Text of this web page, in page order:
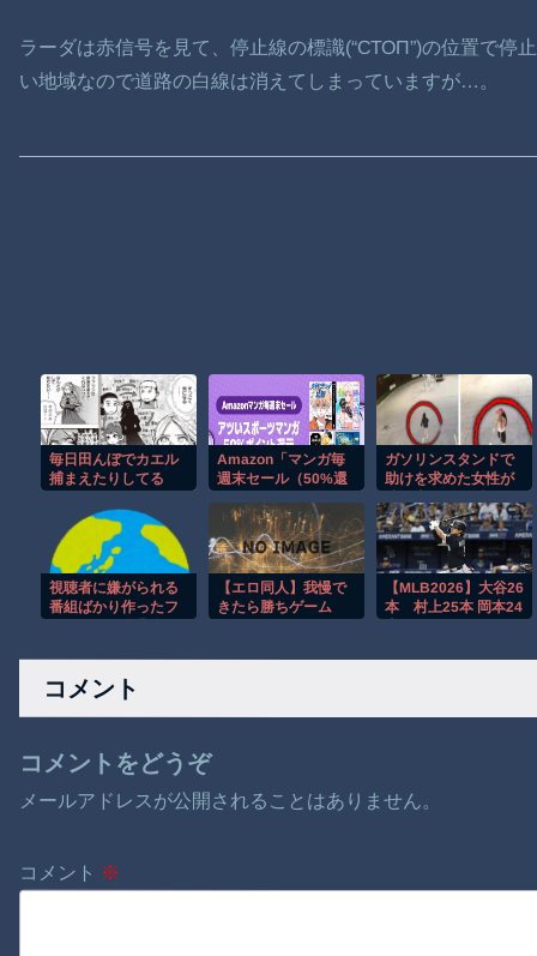
ラーダは赤信号を見て、停止線の標識(“СТОП”)の位置で停
い地域なので道路の白線は消えてしまっていますが…。
毎日田んぼでカエル
捕まえたりしてる
Amazon「マンガ毎
週末セール（50%還
ツマンガ祭り最終日
到来！！！
ガソリンスタンドで
助けを求めた女性が
間！！
視聴者に嫌がられる
番組ばかり作ったフ
しまい……
【エロ同人】我慢で
きたら勝ちゲーム
【MLB2026】大谷26
本 村上25本 岡本24
wwwwwwwwwwww
コメント
コメントをどうぞ
メールアドレスが公開されることはありません。
コメント ※